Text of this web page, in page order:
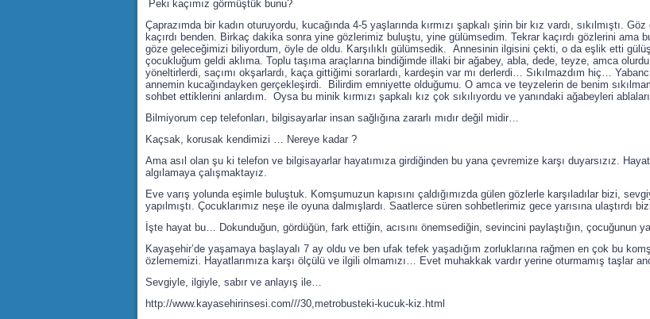
Peki kaçımız görmüştük bunu?
Çaprazımda bir kadın oturuyordu, kucağında 4-5 yaşlarında kırmızı şapkalı şirin bir kız vardı, sıkılmıştı.
kaçırdı benden. Birkaç dakika sonra yine gözlerimiz buluştu, yine gülümsedim. Tekrar kaçırdı gözlerini
göze geleceğimizi biliyordum, öyle de oldu. Karşılıklı gülümsedik. Annesinin ilgisini çekti, o da eşlik etti
çocukluğum geldi aklıma. Toplu taşıma araçlarına bindiğimde illaki bir ağabey, abla, dede, teyze, amca
yöneltirlerdi, saçımı okşarlardı, kaça gittiğimi sorarlardı, kardeşin var mı derlerdi… Sıkılmazdım hiç…
annemin kucağındayken gerçekleşirdi. Bilirdim emniyette olduğumu. O amca ve teyzelerin de benim
sohbet ettiklerini anlardım. Oysa bu minik kırmızı şapkalı kız çok sıkılıyordu ve yanındaki ağabeyleri
Bilmiyorum cep telefonları, bilgisayarlar insan sağlığına zararlı mıdır değil midir…
Kaçsak, korusak kendimizi … Nereye kadar ?
Ama asıl olan şu ki telefon ve bilgisayarlar hayatımıza girdiğinden bu yana çevremize karşı duyarsızız.
algılamaya çalışmaktayız.
Eve varış yolunda eşimle buluştuk. Komşumuzun kapısını çaldığımızda gülen gözlerle karşıladılar bizi,
yapılmıştı. Çocuklarımız neşe ile oyuna dalmışlardı. Saatlerce süren sohbetlerimiz gece yarısına ulaştırdı
İşte hayat bu… Dokunduğun, gördüğün, fark ettiğin, acısını önemsediğin, sevincini paylaştığın, çocuğunun
Kayaşehir’de yaşamaya başlayalı 7 ay oldu ve ben ufak tefek yaşadığım zorluklarına rağmen en çok bu
özlememizi. Hayatlarımıza karşı ölçülü ve ilgili olmamızı… Evet muhakkak vardır yerine oturmamış taşlar
Sevgiyle, ilgiyle, sabır ve anlayış ile…
http://www.kayasehirinsesi.com///30,metrobusteki-kucuk-kiz.html